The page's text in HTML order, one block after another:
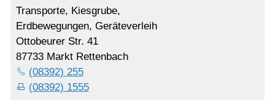
Transporte, Kiesgrube,
Erdbewegungen, Geräteverleih
Ottobeurer Str. 41
87733 Markt Rettenbach
(08392) 255
(08392) 1555